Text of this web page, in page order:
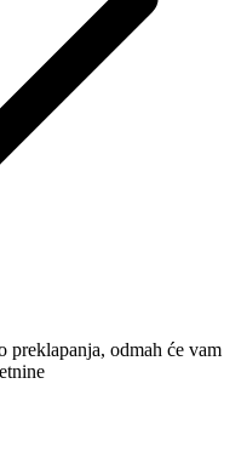
preklapanja, odmah će vam